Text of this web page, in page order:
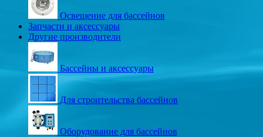
Освещение для бассейнов
Запчасти и аксессуары
Другие производители
Бассейны и аксессуары
Для строительства бассейнов
Оборудование для бассейнов